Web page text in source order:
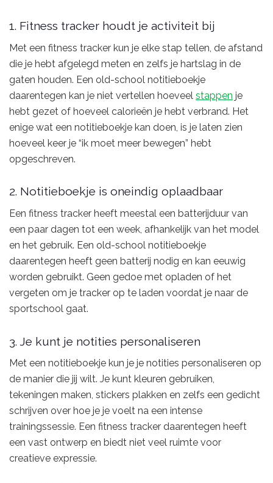
1. Fitness tracker houdt je activiteit bij
Met een fitness tracker kun je elke stap tellen, de afstand
die je hebt afgelegd meten en zelfs je hartslag in de
gaten houden. Een old-school notitieboekje
daarentegen kan je niet vertellen hoeveel stappen je
hebt gezet of hoeveel calorieën je hebt verbrand. Het
enige wat een notitieboekje kan doen, is je laten zien
hoeveel keer je “ik moet meer bewegen” hebt
opgeschreven.
2. Notitieboekje is oneindig oplaadbaar
Een fitness tracker heeft meestal een batterijduur van
een paar dagen tot een week, afhankelijk van het model
en het gebruik. Een old-school notitieboekje
daarentegen heeft geen batterij nodig en kan eeuwig
worden gebruikt. Geen gedoe met opladen of het
vergeten om je tracker op te laden voordat je naar de
sportschool gaat.
3. Je kunt je notities personaliseren
Met een notitieboekje kun je je notities personaliseren op
de manier die jij wilt. Je kunt kleuren gebruiken,
tekeningen maken, stickers plakken en zelfs een gedicht
schrijven over hoe je je voelt na een intense
trainingssessie. Een fitness tracker daarentegen heeft
een vast ontwerp en biedt niet veel ruimte voor
creatieve expressie.